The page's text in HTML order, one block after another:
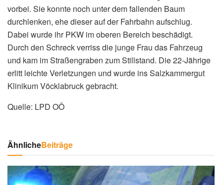
vorbei. Sie konnte noch unter dem fallenden Baum
durchlenken, ehe dieser auf der Fahrbahn aufschlug.
Dabei wurde ihr PKW im oberen Bereich beschädigt.
Durch den Schreck verriss die junge Frau das Fahrzeug
und kam im Straßengraben zum Stillstand. Die 22-Jährige
erlitt leichte Verletzungen und wurde ins Salzkammergut
Klinikum Vöcklabruck gebracht.
Quelle: LPD OÖ
ÄhnlicheBeiträge